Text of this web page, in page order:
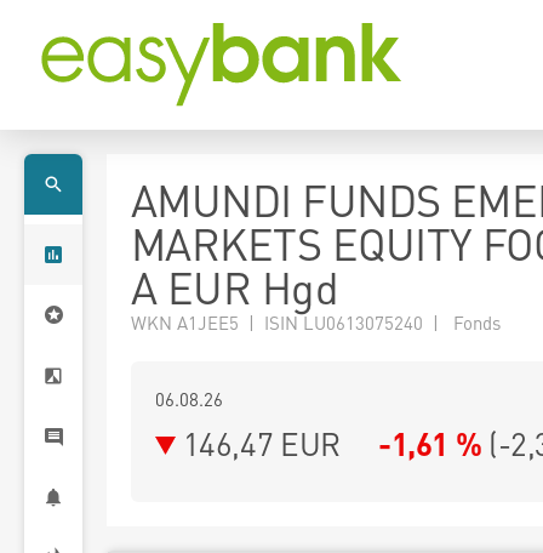
AMUNDI FUNDS
MARKETS EQUITY
A EUR Hgd
WKN A1JEE5 | ISIN LU0613075240 | Fonds
06.08.26
146,47 EUR -1,61 % (-